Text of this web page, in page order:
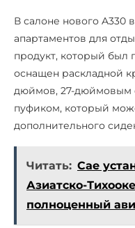
В салоне нового A330
апартаментов для
продукт, который был
оснащен раскладной
дюймов, 27-дюймовым
пуфиком, который
дополнительного
Читать: Cae
Азиатско-
полноценный